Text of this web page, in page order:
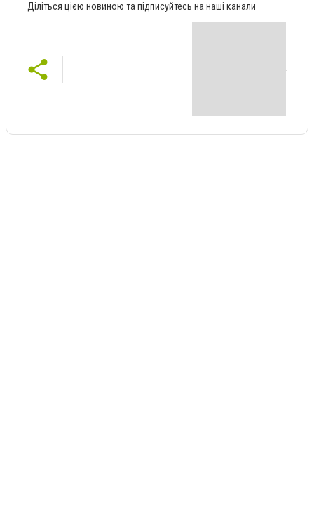
Діліться цією новиною та підписуйтесь на наші канали